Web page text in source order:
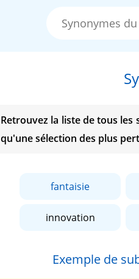
Retrouvez la liste de tous
qu'une sélection des plus
fantaisie
innovation
Exemple de